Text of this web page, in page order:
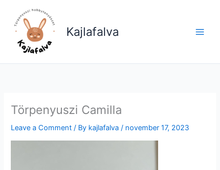
content
Kajlafalva
Törpenyuszi Camilla
Leave a Comment / By kajlafalva/ november 17, 2023